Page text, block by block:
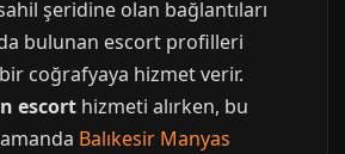
şeridine olan bağlantıları
bulunan escort profilleri
coğrafyaya hizmet verir.
escort hizmeti alırken, bu
Balıkesir Manyas